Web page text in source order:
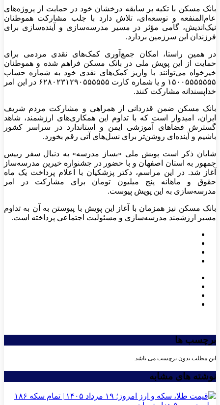
بانک مسکن با تکیه بر سابقه درخشان خود در حمایت از پروژه‌های
عام‌المنفعه و توسعه‌ای، تلاش دارد با جلب مشارکت هموطنان
نیک‌اندیش، گامی مؤثر در مسیر مدرسه‌سازی و آینده‌سازی برای
فرزندان این سرزمین بردارد.
در همین راستا، امکان جمع‌آوری کمک‌های نقدی مردمی برای
حمایت از این پویش ملی در بانک مسکن فراهم شده و هموطنان
خیرخواه می‌توانند با واریز کمک‌های نقدی خود به شماره حساب
۱۵۰۰۵۵۵۵۵۵۵ و یا شماره کارت ۶۲۸۰۲۳۱۲۹۰۵۵۵۵۵۵ در این امر
خداپسندانه مشارکت کنند.
بانک مسکن ضمن قدردانی از همراهی و مشارکت مردم شریف
ایران، امیدوار است که با تداوم این همکاری‌های ارزشمند، شاهد
گسترش فضاهای آموزشی ایمن و استاندارد در سراسر کشور
باشیم و آینده‌ای روشن‌تر برای نسل‌های آتی رقم بخورد.
شایان ذکر است پویش ملی «بساز مدرسه» به دنبال سفر رییس
جمهور به استان اصفهان و با حضور در جشنواره خیرین مدرسه‌ساز
آغاز شد. در این مراسم، دکتر پزشکیان با اعلام پرداخت یک ماه
حقوق و ماهانه پنج میلیون تومان برای مشارکت در امر
مدرسه‌سازی به این پویش پیوست.
بانک مسکن نیز همزمان با آغاز این پویش با پیوستن به آن به تداوم
مسیر ارزشمند مدرسه‌سازی و مسئولیت اجتماعی پرداخته است.
برچسب ها
این مطلب بدون برچسب می باشد.
نوشته های مشابه